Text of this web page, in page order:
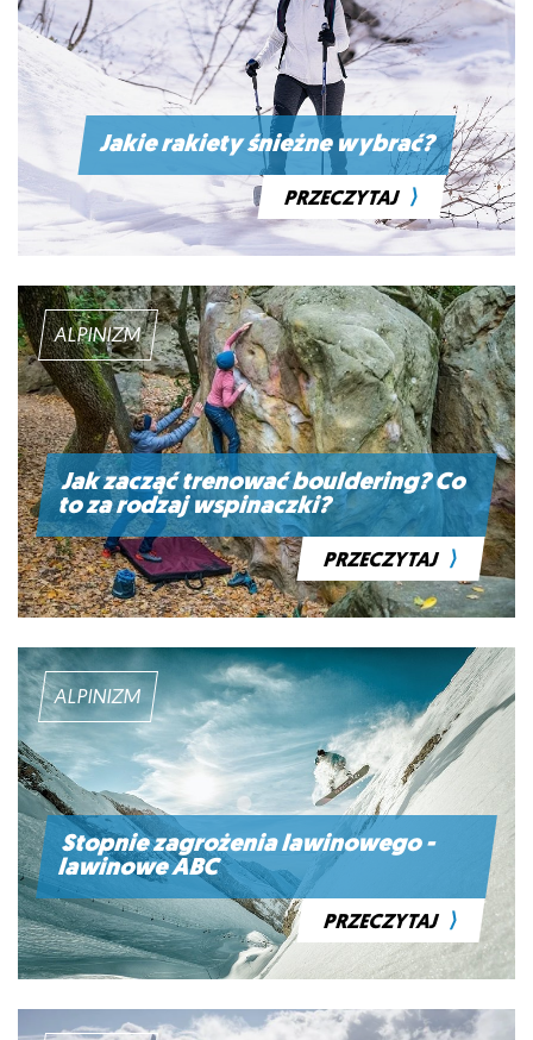
Jakie rakiety śnieżne wybrać?
PRZECZYTAJ ⟩
ALPINIZM
Jak zacząć trenować bouldering? Co
to za rodzaj wspinaczki?
PRZECZYTAJ ⟩
ALPINIZM
Stopnie zagrożenia lawinowego -
lawinowe ABC
PRZECZYTAJ ⟩